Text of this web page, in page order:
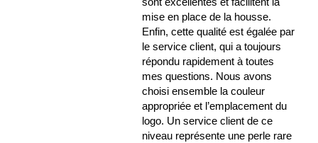
mise en place de la housse.
Enfin, cette qualité est égalée par
le service client, qui a toujours
répondu rapidement à toutes
mes questions. Nous avons
choisi ensemble la couleur
appropriée et l’emplacement du
logo. Un service client de ce
niveau représente une perle rare